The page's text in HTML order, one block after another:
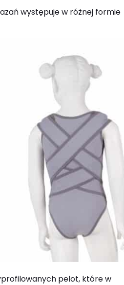
występuje w różnej formie
pelot, które w